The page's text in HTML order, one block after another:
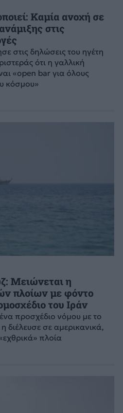
Καμία ανοχή σε
στις
στις δηλώσεις του ηγέτη
ότι η γαλλική
«open bar για όλους
κόσμου»
Μειώνεται η
πλοίων με φόντο
του Ιράν
προσχέδιο νόμου με το
διέλευσε σε αμερικανικά,
πλοία